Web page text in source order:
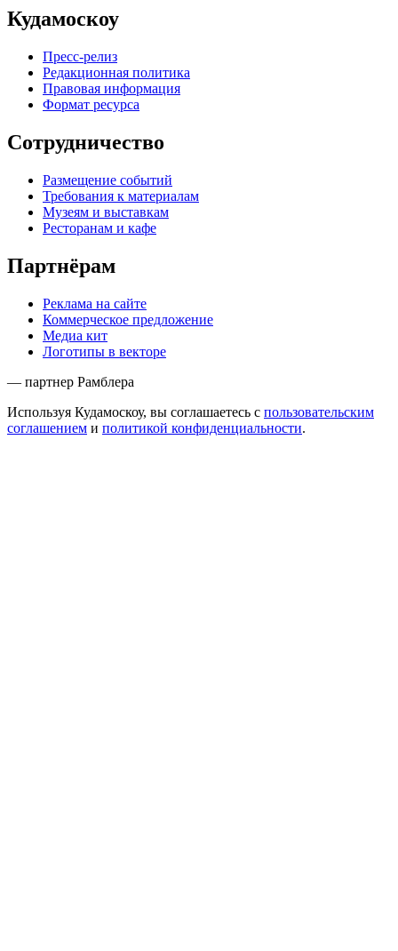
Кудамоскоу
Пресс-релиз
Редакционная политика
Правовая информация
Формат ресурса
Сотрудничество
Размещение событий
Требования к материалам
Музеям и выставкам
Ресторанам и кафе
Партнёрам
Реклама на сайте
Коммерческое предложение
Медиа кит
Логотипы в векторе
— партнер Рамблера
Используя Кудамоскоу, вы соглашаетесь с пользовательским
соглашением и политикой конфиденциальности.